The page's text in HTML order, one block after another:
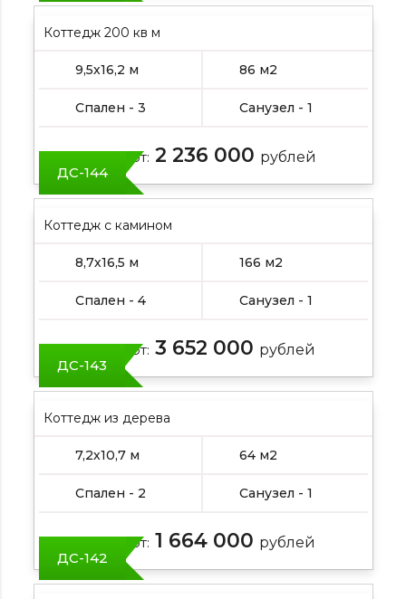
Коттедж 200 кв м
9,5х16,2 м 86 м2
Спален - 3 Санузел - 1
Цена от: 2 236 000 рублей
ДС-144
Коттедж с камином
8,7х16,5 м 166 м2
Спален - 4 Санузел - 1
Цена от: 3 652 000 рублей
ДС-143
Коттедж из дерева
7,2х10,7 м 64 м2
Спален - 2 Санузел - 1
Цена от: 1 664 000 рублей
ДС-142